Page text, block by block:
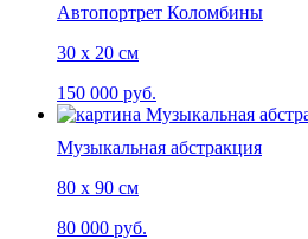
Автопортрет Коломбины
30 х 20 см
150 000 руб.
Музыкальная абстракция
80 х 90 см
80 000 руб.